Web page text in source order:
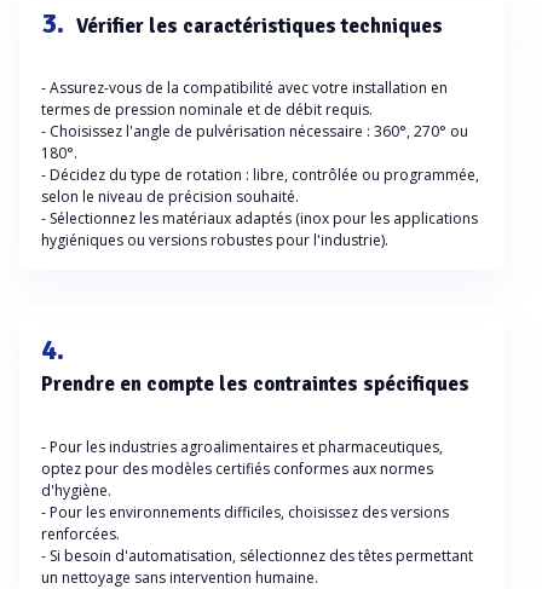
3. Vérifier les caractéristiques techniques
- Assurez-vous de la compatibilité avec votre installation en
termes de pression nominale et de débit requis.
- Choisissez l'angle de pulvérisation nécessaire : 360°, 270° ou
180°.
- Décidez du type de rotation : libre, contrôlée ou programmée,
selon le niveau de précision souhaité.
- Sélectionnez les matériaux adaptés (inox pour les applications
hygiéniques ou versions robustes pour l'industrie).
4.
Prendre en compte les contraintes spécifiques
- Pour les industries agroalimentaires et pharmaceutiques,
optez pour des modèles certifiés conformes aux normes
d'hygiène.
- Pour les environnements difficiles, choisissez des versions
renforcées.
- Si besoin d'automatisation, sélectionnez des têtes permettant
un nettoyage sans intervention humaine.